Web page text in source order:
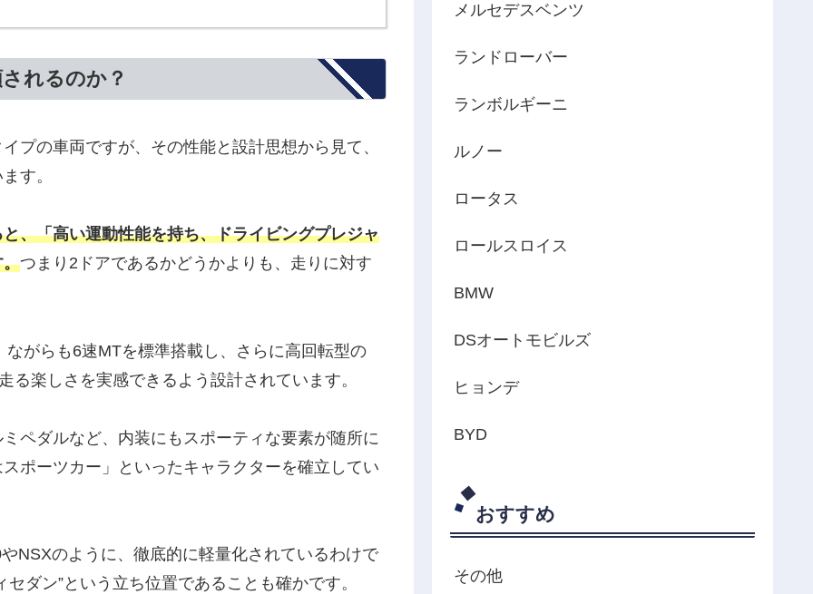
れるのか？
プの車両ですが、その性能と設計思想から見て、
す。
、「高い運動性能を持ち、ドライビングプレジャ
。つまり2ドアであるかどうかよりも、走りに対す
がらも6速MTを標準搭載し、さらに高回転型の
楽しさを実感できるよう設計されています。
ペダルなど、内装にもスポーティな要素が随所に
ポーツカー」といったキャラクターを確立してい
NSXのように、徹底的に軽量化されているわけで
ダン”という立ち位置であることも確かです。
メルセデスベンツ
ランドローバー
ランボルギーニ
ルノー
ロータス
ロールスロイス
BMW
DSオートモビルズ
ヒョンデ
BYD
おすすめ
その他